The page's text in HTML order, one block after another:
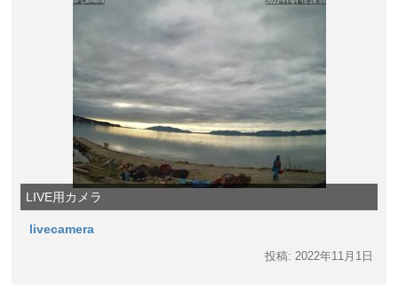
LIVE用カメラ
livecamera
投稿: 2022年11月1日